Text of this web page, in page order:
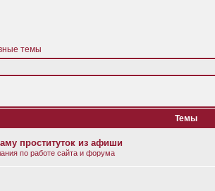
темы
Темы
проституток из афиши
по работе сайта и форума